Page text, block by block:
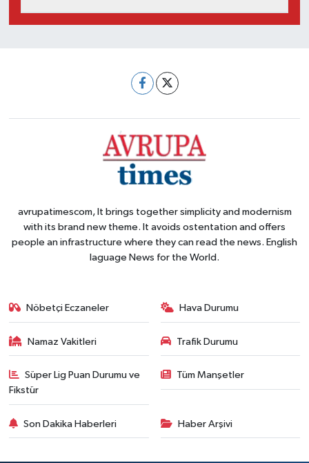
avrupatimescom, It brings together simplicity and modernism
with its brand new theme. It avoids ostentation and offers
people an infrastructure where they can read the news. English
laguage News for the World.
Nöbetçi Eczaneler Hava Durumu
Namaz Vakitleri Trafik Durumu
Süper Lig Puan Durumu ve
Fikstür
Tüm Manşetler
Son Dakika Haberleri Haber Arşivi